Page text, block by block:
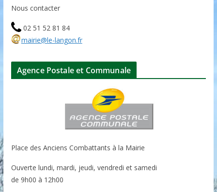
Nous contacter
02 51 52 81 84
mairie@le-langon.fr
Agence Postale et Communale
Place des Anciens Combattants à la Mairie
Ouverte lundi, mardi, jeudi, vendredi et samedi
de 9h00 à 12h00